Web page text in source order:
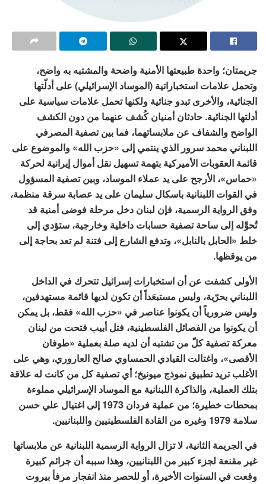
جريمتان؛ واحدة طبيعتها الأمنية واضحة والمشتبه به واضح،
وتحمل علامات استخباراتية (الموساد الإسرائيلي) على أدلّتها
الجنائية، والأخرى تبدو جنائية ولكنها تحمل علامات سياسية على
أدلتها الجنائية. حادثان أمنيان كُشف عنهما من دون الكشف
الواضح والشفاف عن ملابساتهما، فما بين تصفية المصرفي
اللبناني محمد سرور الذي ينتمي إلى «حزب الله» والموضوع على
قائمة العقوبات الأميركية بتهمة تسهيل نقل أموال إيرانية لحركة
«حماس»، الأرجح على يد عملاء الموساد، وبين تصفية المسؤول
في القوات اللبنانية باسكال سليمان على يد عصابة سرقة منظمة،
وفق الرواية الرسمية، فإن لبنان دخل مرحلة فوضى أمنية قد
تُحوِّله إلى ساحة تصفية حسابات داخلية وخارجية، ستؤدي إلى
خلط «الحابل بالنابل»، وتدفع الشارع إلى فتنة لم تعد بحاجة إلى
من يوقظها.
الأولى كشفت عن أن استخبارات إسرائيل تتحرك في الداخل
اللبناني بحرّية، وليس مستبعَداً أن تكون لديها قائمة مستهدفين،
وليس ضرورياً أن يكونوا عناصر في «حزب الله» فقط، بل يمكن
أن يكونوا من الفصائل الفلسطينية، فتل أبيب فتحت من لبنان
معركة تصفية كلّ من تشتبه أن لديه صلة بعملية «طوفان
الأقصى»، واغتالت القيادي الحمساوي صالح العاروري، وهي على
الأغلب تريد تطبيق نموذج ميونيخ؛ أي تصفية كل من كانت له علاقة
بتلك العملية، والذاكرة اللبنانية مع الموساد الإسرائيلي مملوءة
بمحطات خطيرة؛ من عملية فردان 1973 إلى اغتيال علي حسن
سلامة 1979 وغيره من القادة الفلسطينيين واللبنانيين.
في الجريمة الثانية، لا تزال الرواية الرسمية اللبنانية عن ملابساتها
غير مقنعة لجزء كبير من اللبنانيين، وهذا سببه أن جرائم كبيرة
وقعت في السنوات الأخيرة، أو للحصر منذ انفجار مرفأ بيروت